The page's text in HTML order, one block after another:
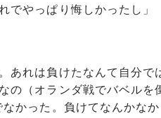
でやっぱり悔しかったし」
あれは負けたなんて自分
の（オランダ戦でバベル
かった。負けてなんかな